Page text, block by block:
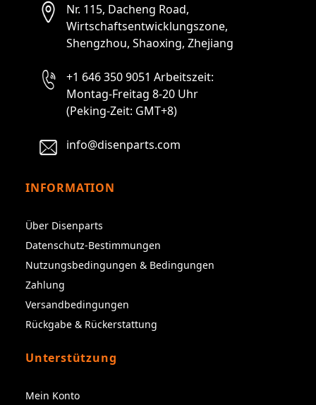
Nr. 115, Dacheng Road,
Wirtschaftsentwicklungszone,
Shengzhou, Shaoxing, Zhejiang
+1 646 350 9051 Arbeitszeit:
Montag-Freitag 8-20 Uhr
(Peking-Zeit: GMT+8)
info@disenparts.com
INFORMATION
Über Disenparts
Datenschutz-Bestimmungen
Nutzungsbedingungen & Bedingungen
Zahlung
Versandbedingungen
Rückgabe & Rückerstattung
Unterstützung
Mein Konto